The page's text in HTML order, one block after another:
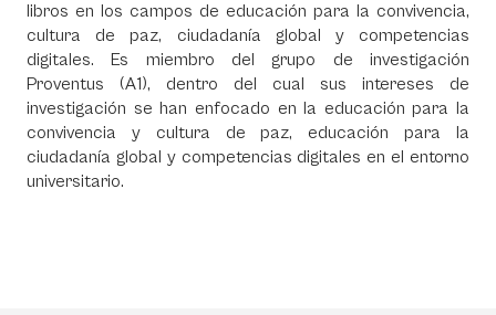
libros en los campos de educación para la convivencia,
cultura de paz, ciudadanía global y competencias
digitales. Es miembro del grupo de investigación
Proventus (A1), dentro del cual sus intereses de
investigación se han enfocado en la educación para la
convivencia y cultura de paz, educación para la
ciudadanía global y competencias digitales en el entorno
universitario.